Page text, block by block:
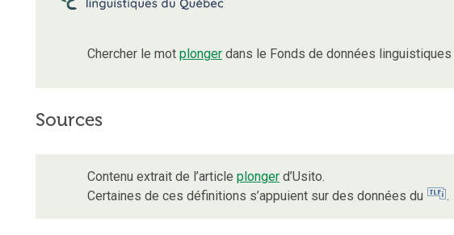
Chercher le mot plonger dans le Fonds de données linguistiques
Sources
Contenu extrait de l’article plonger d’Usito.
Certaines de ces définitions s’appuient sur des données du
.